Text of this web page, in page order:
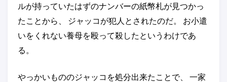
ルが持っていたはずのナンバーの紙幣札が見つかっ
たことから、 ジャッコが犯人とされたのだ。 お小遣
いをくれない養母を殴って殺したというわけであ
る。
やっかいもののジャッコを処分出来たことで、 一家